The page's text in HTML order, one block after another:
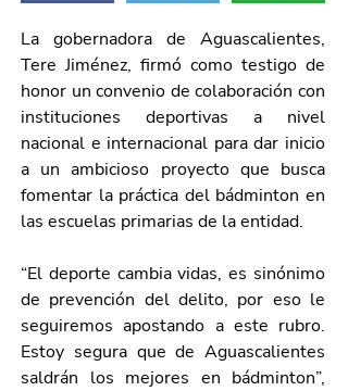
La gobernadora de Aguascalientes,
Tere Jiménez, firmó como testigo de
honor un convenio de colaboración con
instituciones deportivas a nivel
nacional e internacional para dar inicio
a un ambicioso proyecto que busca
fomentar la práctica del bádminton en
las escuelas primarias de la entidad.
“El deporte cambia vidas, es sinónimo
de prevención del delito, por eso le
seguiremos apostando a este rubro.
Estoy segura que de Aguascalientes
saldrán los mejores en bádminton”,